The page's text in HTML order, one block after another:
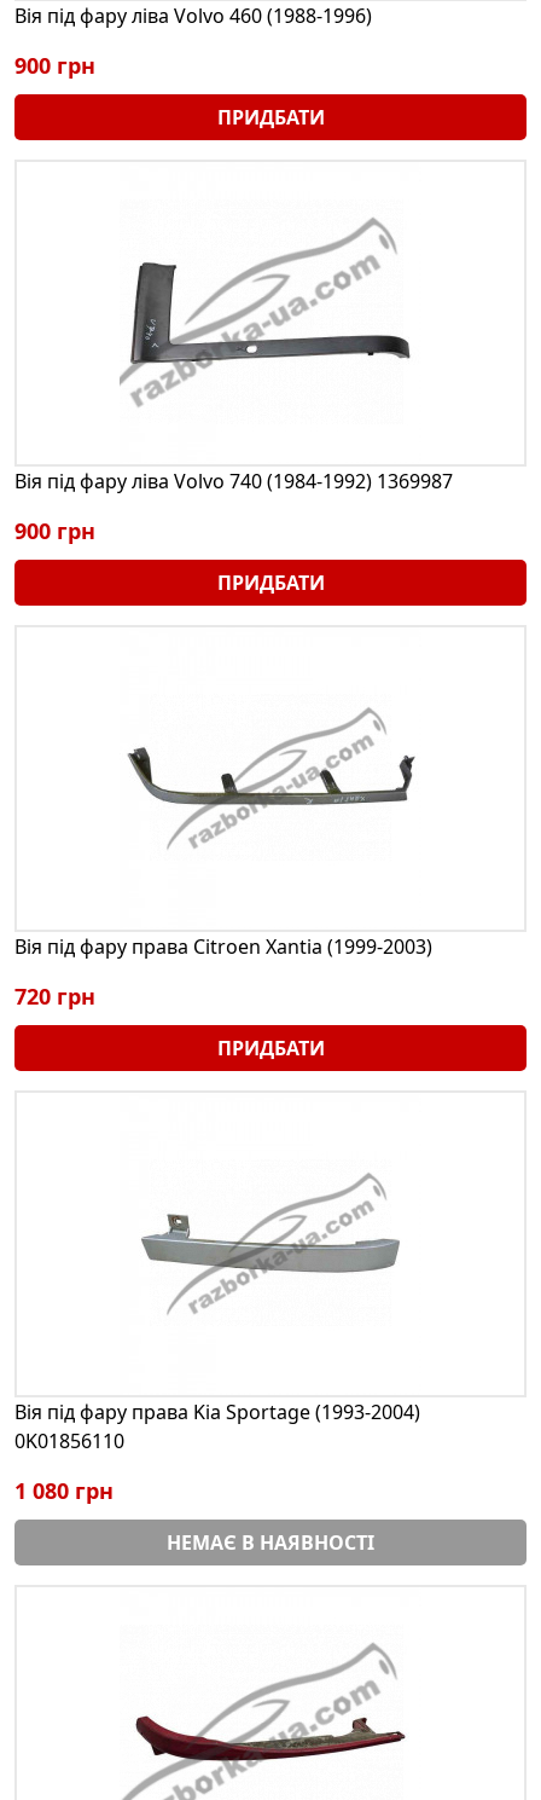
Вія під фару ліва Volvo 460 (1988-1996)
900 грн
ПРИДБАТИ
Вія під фару ліва Volvo 740 (1984-1992) 1369987
900 грн
ПРИДБАТИ
Вія під фару права Citroen Xantia (1999-2003)
720 грн
ПРИДБАТИ
Вія під фару права Kia Sportage (1993-2004)
0K01856110
1 080 грн
НЕМАЄ В НАЯВНОСТІ